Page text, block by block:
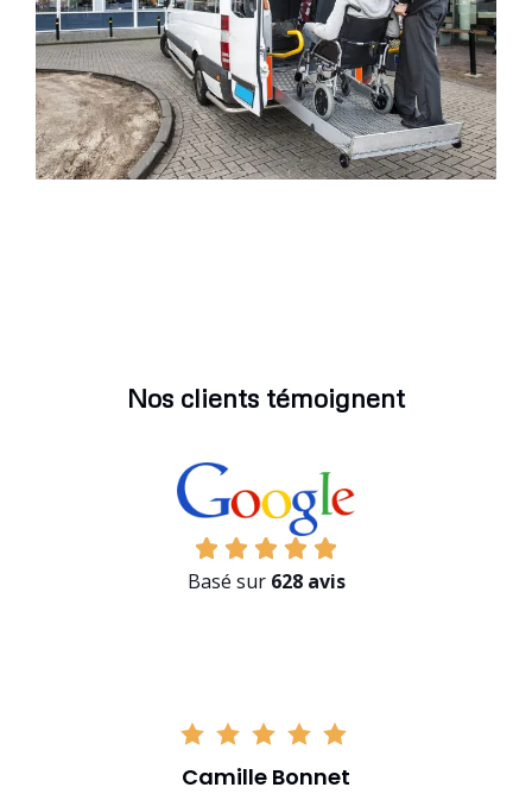
Nos clients témoignent
Basé sur 628 avis
Camille Bonnet